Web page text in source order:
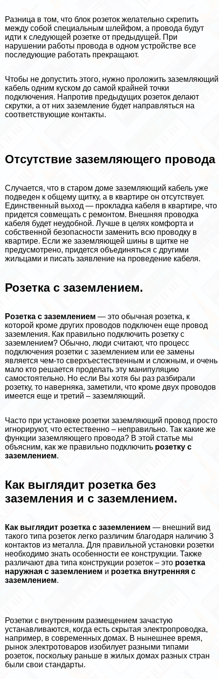
Разница в том, что блок розеток желательно скрепить
между собой специальным шлейфом, а провода будут
идти к следующей розетке от предыдущей. При
нарушении работы провода в одном устройстве все
последующие работать прекращают.
Чтобы не допустить этого, нужно проложить заземляющий
кабель одним куском до самой крайней точки
подключения. Напротив предыдущих розеток делают
скрутки, а от них заземление будет направляться на
соответствующие контакты.
Отсутствие заземляющего провода
Случается, что в старом доме заземляющий кабель уже
подведен к общему щитку, а в квартире он отсутствует.
Единственный выход — прокладка кабеля в квартире, что
придется совмещать с ремонтом. Внешняя проводка
кабеля будет неудобной. Лучше в целях комфорта и
собственной безопасности заменить всю проводку в
квартире. Если же заземляющей шины в щитке не
предусмотрено, придется объединяться с другими
жильцами и писать заявление на проведение кабеля.
Розетка с заземлением.
Розетка с заземлением — это обычная розетка, к
которой кроме других проводов подключен еще провод
заземления. Как правильно подключить розетку с
заземлением? Обычно, люди считают, что процесс
подключения розетки с заземлением или ее замены
является чем-то сверхъестественным и сложным, и очень
мало кто решается проделать эту манипуляцию
самостоятельно. Но если Вы хотя бы раз разбирали
розетку, то наверняка, заметили, что кроме двух проводов
имеется еще и третий – заземляющий.
Часто при установке розетки заземляющий провод просто
игнорируют, что естественно – неправильно. Так какие же
функции заземляющего провода? В этой статье мы
объясним, как же правильно подключить розетку с
заземлением.
Как выглядит розетка без
заземления и с заземлением.
Как выглядит розетка с заземлением — внешний вид
такого типа розеток легко различим благодаря наличию 3
контактов из металла. Для правильной установки розетки
необходимо знать особенности ее конструкции. Также
различают два типа конструкции розеток – это розетка
наружная с заземлением и розетка внутренняя с
заземлением.
Розетки с внутренним размещением зачастую
устанавливаются, когда есть скрытая электропроводка,
например, в современных домах. В нынешнее время,
рынок электротоваров изобилует разными типами
розеток, поскольку раньше в жилых домах разных стран
были свои стандарты.